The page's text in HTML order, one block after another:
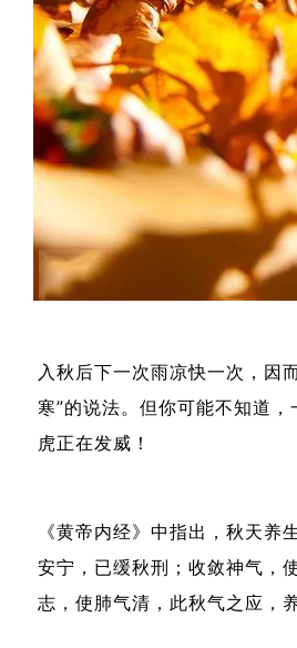
入秋后下一次雨凉快一次，因
寒”的说法。但你可能不知道
虎正在发威！
《黄帝内经》中指出，秋天养
安宁，已缓秋刑；收敛神气，
志，使肺气清，此秋气之应，